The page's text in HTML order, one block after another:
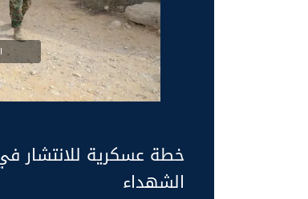
خطة عسكرية للانتشار
الشهداء